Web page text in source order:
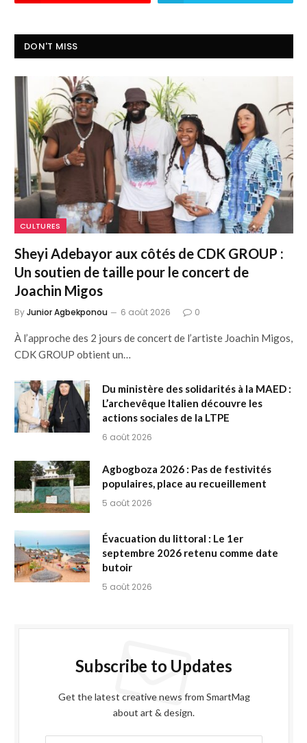
DON'T MISS
CULTURES
Sheyi Adebayor aux côtés de CDK GROUP :
Un soutien de taille pour le concert de
Joachin Migos
ByJunior Agbekponou 6 août 2026 0
À l’approche des 2 jours de concert de l’artiste Joachin Migos,
CDK GROUP obtient un…
Du ministère des solidarités à la MAED :
L’archevêque Italien découvre les
actions sociales de la LTPE
6 août 2026
Agbogboza 2026 : Pas de festivités
populaires, place au recueillement
5 août 2026
Évacuation du littoral : Le 1er
septembre 2026 retenu comme date
butoir
5 août 2026
Subscribe to Updates
Get the latest creative news from SmartMag
about art & design.